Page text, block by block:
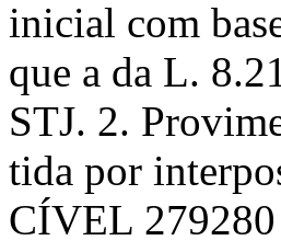
inicial com
que a da L.
STJ. 2.
tida por
CÍVEL